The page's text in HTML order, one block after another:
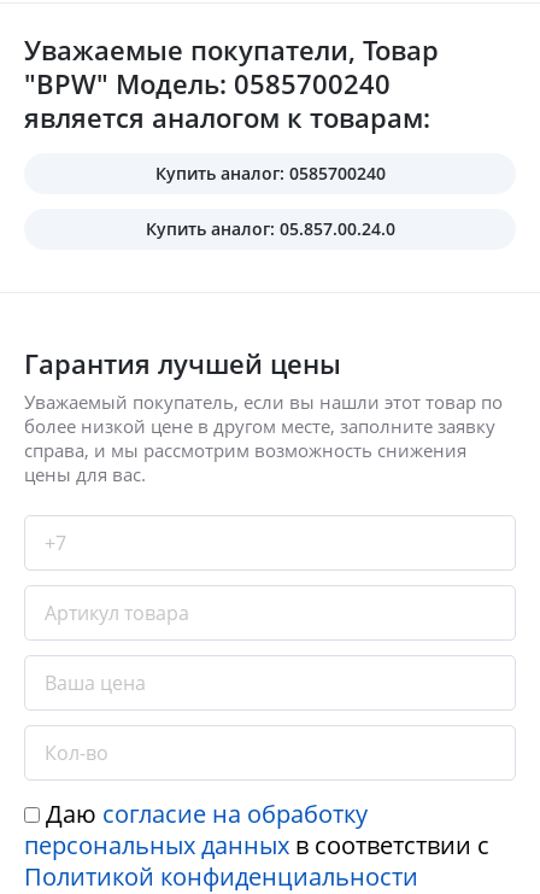
Уважаемые покупатели, Товар
"BPW" Модель: 0585700240
является аналогом к товарам:
Купить аналог: 0585700240
Купить аналог: 05.857.00.24.0
Гарантия лучшей цены
Уважаемый покупатель, если вы нашли этот товар по
более низкой цене в другом месте, заполните заявку
справа, и мы рассмотрим возможность снижения
цены для вас.
Даю согласие на обработку
персональных данных в соответствии с
Политикой конфиденциальности